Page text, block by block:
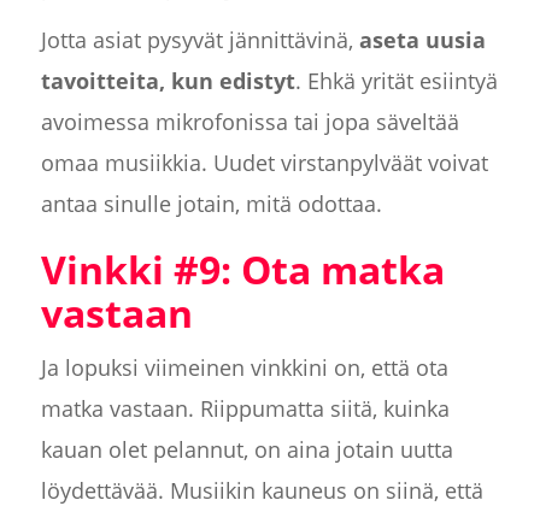
Jotta asiat pysyvät jännittävinä, aseta uusia
tavoitteita, kun edistyt. Ehkä yrität esiintyä
avoimessa mikrofonissa tai jopa säveltää
omaa musiikkia. Uudet virstanpylväät voivat
antaa sinulle jotain, mitä odottaa.
Vinkki #9: Ota matka
vastaan
Ja lopuksi viimeinen vinkkini on, että ota
matka vastaan. Riippumatta siitä, kuinka
kauan olet pelannut, on aina jotain uutta
löydettävää. Musiikin kauneus on siinä, että